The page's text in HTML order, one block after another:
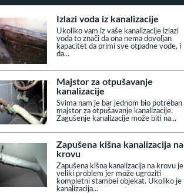
Izlazi voda iz kanalizacije
Ukoliko vam iz vaše kanalizacije izlazi
voda to znači da ona nema dovoljan
kapacitet da primi sve otpadne vode, i
da...
Majstor za otpušavanje
kanalizacije
Svima nam je bar jednom bio potreban
majstor za otpušavanje kanalizacije.
Zagušenje kanalizacije može biti na...
Zapušena kišna kanalizacija na
krovu
Zapušena kišna kanalizacija na krovu je
veliki problem jer može ugroziti
kompletni stambei objekat. Ukoliko je
kanalizacija...